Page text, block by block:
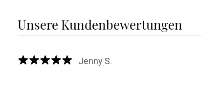
Unsere Kundenbewertungen
Jenny S.